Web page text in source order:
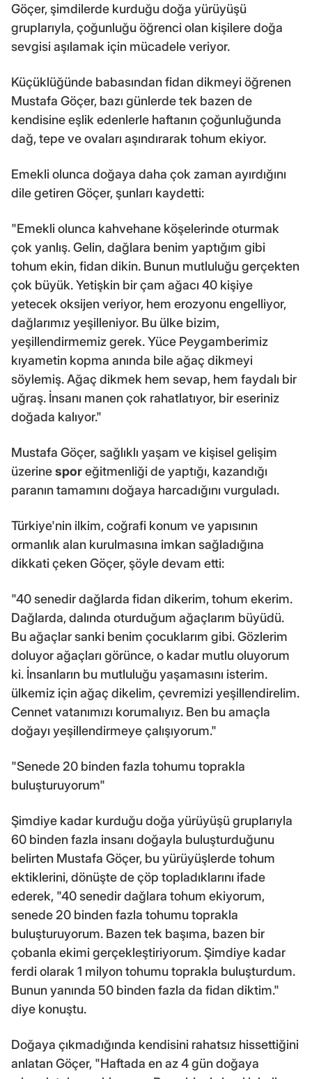
Göçer, şimdilerde kurduğu doğa yürüyüşü
gruplarıyla, çoğunluğu öğrenci olan kişilere doğa
sevgisi aşılamak için mücadele veriyor.
Küçüklüğünde babasından fidan dikmeyi öğrenen
Mustafa Göçer, bazı günlerde tek bazen de
kendisine eşlik edenlerle haftanın çoğunluğunda
dağ, tepe ve ovaları aşındırarak tohum ekiyor.
Emekli olunca doğaya daha çok zaman ayırdığını
dile getiren Göçer, şunları kaydetti:
"Emekli olunca kahvehane köşelerinde oturmak
çok yanlış. Gelin, dağlara benim yaptığım gibi
tohum ekin, fidan dikin. Bunun mutluluğu gerçekten
çok büyük. Yetişkin bir çam ağacı 40 kişiye
yetecek oksijen veriyor, hem erozyonu engelliyor,
dağlarımız yeşilleniyor. Bu ülke bizim,
yeşillendirmemiz gerek. Yüce Peygamberimiz
kıyametin kopma anında bile ağaç dikmeyi
söylemiş. Ağaç dikmek hem sevap, hem faydalı bir
uğraş. İnsanı manen çok rahatlatıyor, bir eseriniz
doğada kalıyor."
Mustafa Göçer, sağlıklı yaşam ve kişisel gelişim
üzerinesporeğitmenliği de yaptığı, kazandığı
paranın tamamını doğaya harcadığını vurguladı.
Türkiye'nin ilkim, coğrafi konum ve yapısının
ormanlık alan kurulmasına imkan sağladığına
dikkati çeken Göçer, şöyle devam etti:
"40 senedir dağlarda fidan dikerim, tohum ekerim.
Dağlarda, dalında oturduğum ağaçlarım büyüdü.
Bu ağaçlar sanki benim çocuklarım gibi. Gözlerim
doluyor ağaçları görünce, o kadar mutlu oluyorum
ki. İnsanların bu mutluluğu yaşamasını isterim.
ülkemiz için ağaç dikelim, çevremizi yeşillendirelim.
Cennet vatanımızı korumalıyız. Ben bu amaçla
doğayı yeşillendirmeye çalışıyorum."
"Senede 20 binden fazla tohumu toprakla
buluşturuyorum"
Şimdiye kadar kurduğu doğa yürüyüşü gruplarıyla
60 binden fazla insanı doğayla buluşturduğunu
belirten Mustafa Göçer, bu yürüyüşlerde tohum
ektiklerini, dönüşte de çöp topladıklarını ifade
ederek, "40 senedir dağlara tohum ekiyorum,
senede 20 binden fazla tohumu toprakla
buluşturuyorum. Bazen tek başıma, bazen bir
çobanla ekimi gerçekleştiriyorum. Şimdiye kadar
ferdi olarak 1 milyon tohumu toprakla buluşturdum.
Bunun yanında 50 binden fazla da fidan diktim."
diye konuştu.
Doğaya çıkmadığında kendisini rahatsız hissettiğini
anlatan Göçer, "Haftada en az 4 gün doğaya